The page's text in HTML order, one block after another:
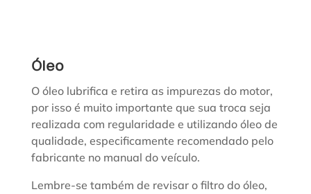
Óleo
O óleo lubrifica e retira as impurezas do motor,
por isso é muito importante que sua troca seja
realizada com regularidade e utilizando óleo de
qualidade, especificamente recomendado pelo
fabricante no manual do veículo.
Lembre-se também de revisar o filtro do óleo,